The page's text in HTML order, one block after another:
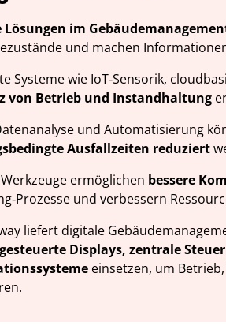
Lösungen im
und machen
Systeme wie IoT‑Sensorik,
von Betrieb und Instandhaltung
und Automatisierung
Ausfallzeiten reduziert
ermöglichen bessere
und verbessern
liefert digitale
Displays, zentrale
einsetzen, um